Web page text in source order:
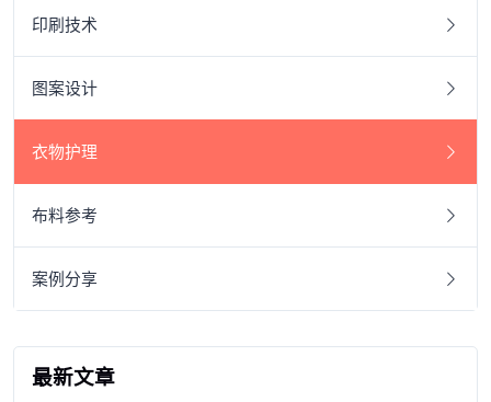
印刷技术
图案设计
衣物护理
布料参考
案例分享
最新文章